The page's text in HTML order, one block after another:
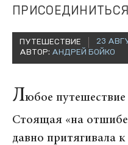
ПРИСОЕДИНИТЬСЯ
ПУТЕШЕСТВИЕ
23
АВТОР: АНДРЕЙ БОЙКО
Любое путешествие
Стоящая «на
давно притягивала